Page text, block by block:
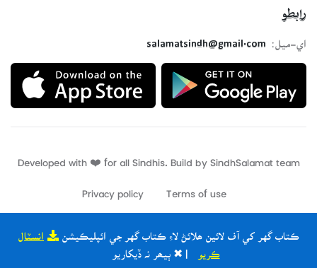
ڪتاب گهر کي آف لائين ھلائڻ لاءِ ڪتاب گهر جي ائپليڪيشن انسٽال
| ✖ ٻيھر نہ ڏيکاريو
رابطو
اي-ميل:
salamatsindh@gmail.com
Developed with ❤️ for all Sindhis. Build by
Terms of use